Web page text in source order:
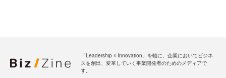
「Leadership ☓ Innovation」を軸に、企業においてビジネ
スを創出、変革していく事業開発者のためのメディアで
す。